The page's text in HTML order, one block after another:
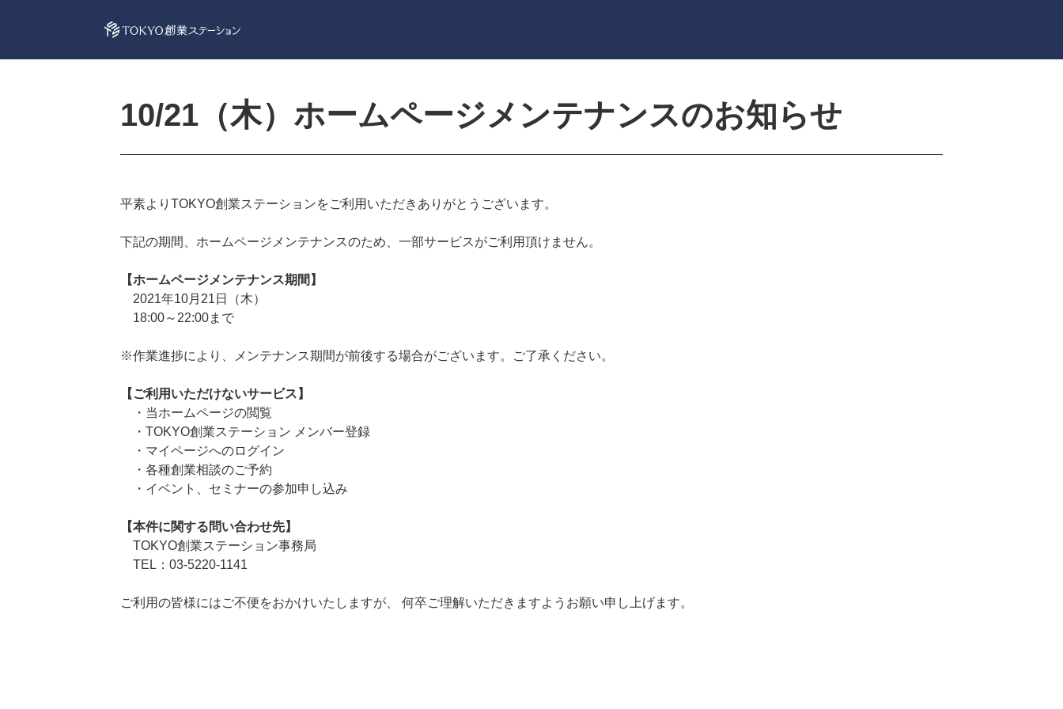
10/21（木）ホームページメンテナンスのお知らせ
平素よりTOKYO創業ステーションをご利用いただきありがとうございます。
下記の期間、ホームページメンテナンスのため、一部サービスがご利用頂けません。
【ホームページメンテナンス期間】
2021年10月21日（木）
18:00～22:00まで
※作業進捗により、メンテナンス期間が前後する場合がございます。ご了承ください。
【ご利用いただけないサービス】
・当ホームページの閲覧
・TOKYO創業ステーション メンバー登録
・マイページへのログイン
・各種創業相談のご予約
・イベント、セミナーの参加申し込み
【本件に関する問い合わせ先】
TOKYO創業ステーション事務局
TEL：03-5220-1141
ご利用の皆様にはご不便をおかけいたしますが、 何卒ご理解いただきますようお願い申し上げます。